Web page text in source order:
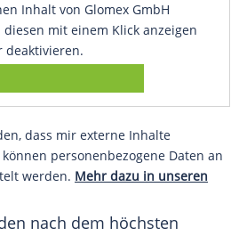
Inhalt von Glomex GmbH
mit einem Klick anzeigen
deaktivieren.
dass mir externe Inhalte
personenbezogene Daten an
werden. Mehr dazu in unseren
nach dem höchsten